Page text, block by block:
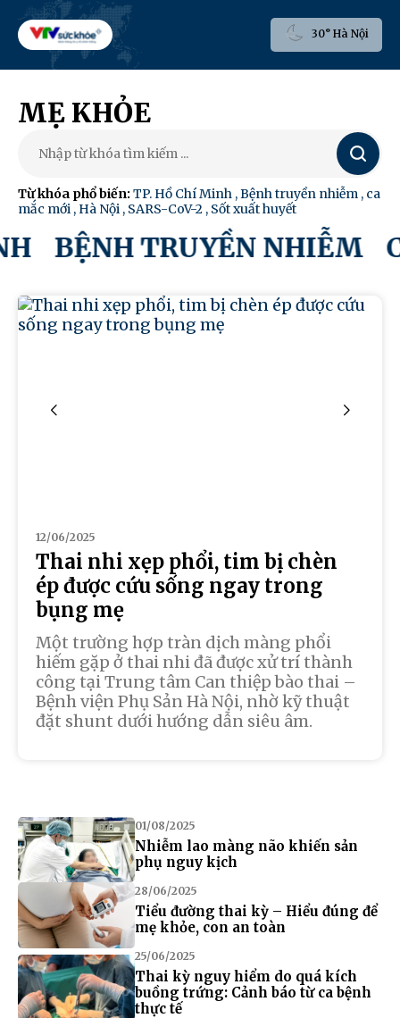
30° Hà Nội
MẸ KHỎE
Tìm
kiếm
Từ khóa phổ biến: TP. Hồ Chí Minh ,Bệnh truyền nhiễm , ca
mắc mới , Hà Nội , SARS-CoV-2 , Sốt xuất huyết
BỆNH TRUYỀN NHIỄM
12/06/2025
Thai nhi xẹp phổi, tim bị chèn
ép được cứu sống ngay trong
bụng mẹ
Một trường hợp tràn dịch màng phổi
hiếm gặp ở thai nhi đã được xử trí thành
công tại Trung tâm Can thiệp bào thai –
Bệnh viện Phụ Sản Hà Nội, nhờ kỹ thuật
đặt shunt dưới hướng dẫn siêu âm.
01/08/2025
Nhiễm lao màng não khiến sản
phụ nguy kịch
28/06/2025
Tiểu đường thai kỳ – Hiểu đúng để
mẹ khỏe, con an toàn
25/06/2025
Thai kỳ nguy hiểm do quá kích
buồng trứng: Cảnh báo từ ca bệnh
thực tế